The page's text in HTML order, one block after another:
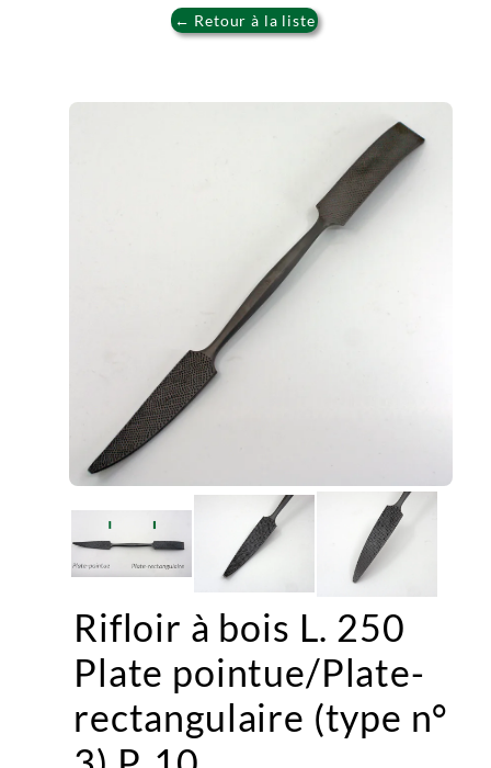
← Retour à la liste
Rifloir à bois L. 250
Plate pointue/Plate-
rectangulaire (type n°